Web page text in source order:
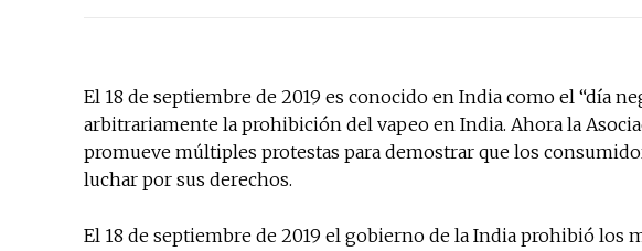
El 18 de septiembre de 2019 es conocido en India como el “día
arbitrariamente la prohibición del vapeo en India. Ahora la
promueve múltiples protestas para demostrar que los
luchar por sus derechos.
El 18 de septiembre de 2019 el gobierno de la India prohibió los